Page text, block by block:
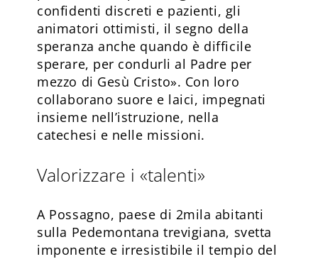
confidenti discreti e pazienti, gli
animatori ottimisti, il segno della
speranza anche quando è difficile
sperare, per condurli al Padre per
mezzo di Gesù Cristo». Con loro
collaborano suore e laici, impegnati
insieme nell’istruzione, nella
catechesi e nelle missioni.
Valorizzare i «talenti»
A Possagno, paese di 2mila abitanti
sulla Pedemontana trevigiana, svetta
imponente e irresistibile il tempio del